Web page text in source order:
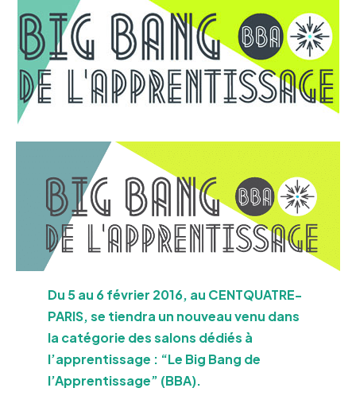
Du 5 au 6 février 2016, au CENTQUATRE-
PARIS, se tiendra un nouveau venu dans
la catégorie des salons dédiés à
l’apprentissage : “Le Big Bang de
l’Apprentissage” (BBA).